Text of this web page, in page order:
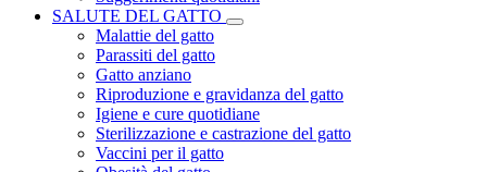
SALUTE DEL GATTO
Malattie del gatto
Parassiti del gatto
Gatto anziano
Riproduzione e gravidanza del gatto
Igiene e cure quotidiane
Sterilizzazione e castrazione del gatto
Vaccini per il gatto